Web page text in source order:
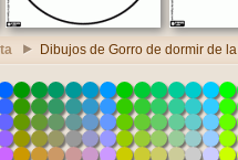
Dibujos de Gorro de dormir de la